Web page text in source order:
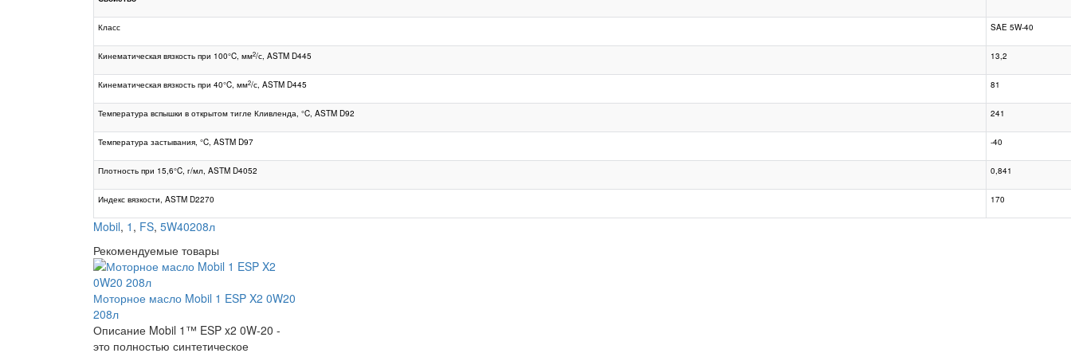
Класс SAE 5W-40
Кинематическая вязкость при 100°C, мм2/с, ASTM D445 13,2
Кинематическая вязкость при 40°C, мм2/с, ASTM D445 81
Температура вспышки в открытом тигле Кливленда, °C, ASTM D92 241
Температура застывания, °C, ASTM D97 -40
Плотность при 15,6°C, г/мл, ASTM D4052 0,841
Индекс вязкости, ASTM D2270 170
Mobil, 1 , FS, 5W40208л
Рекомендуемые товары
Моторное масло Mobil 1 ESP X2 0W20
208л
Описание Mobil 1™ ESP x2 0W-20 -
это полностью синтетическое